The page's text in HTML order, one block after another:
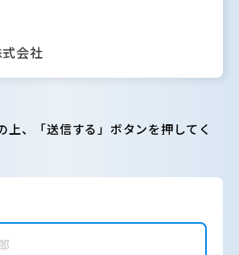
会社
上、「送信する」ボタンを押してく